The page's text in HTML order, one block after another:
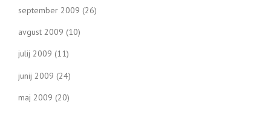
september 2009 (26)
avgust 2009 (10)
julij 2009 (11)
junij 2009 (24)
maj 2009 (20)